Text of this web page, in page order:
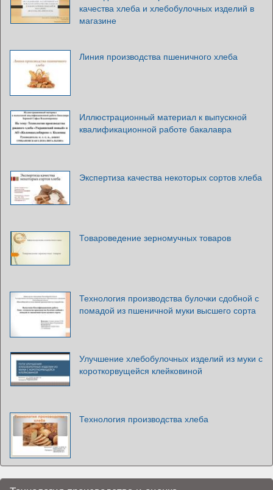
качества хлеба и хлебобулочных изделий в
магазине
Линия производства пшеничного хлеба
Иллюстрационный материал к выпускной
квалификационной работе бакалавра
Экспертиза качества некоторых сортов хлеба
Товароведение зерномучных товаров
Технология производства булочки сдобной с
помадой из пшеничной муки высшего сорта
Улучшение хлебобулочных изделий из муки с
короткорвущейся клейковиной
Технология производства хлеба